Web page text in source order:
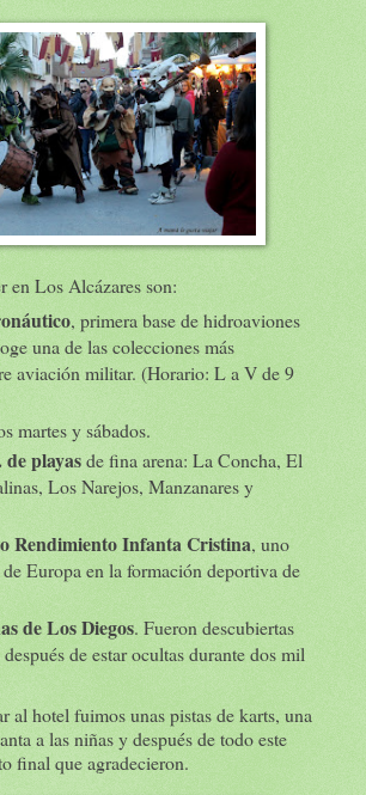
en Los Alcázares son:
, primera base de hidroaviones
una de las colecciones más
aviación militar. (Horario: L a V de 9
martes y sábados.
playasde fina arena: La Concha, El
Los Narejos, Manzanares y
Rendimiento Infanta Cristina, uno
Europa en la formación deportiva de
de Los Diegos. Fueron descubiertas
de estar ocultas durante dos mil
al hotel fuimos unas pistas de karts, una
a las niñas y después de todo este
final que agradecieron.